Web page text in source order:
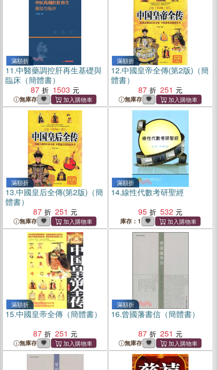
滿額折
11.中醫藥調控肝再生基礎與
臨床（簡體書）
87
1503
無庫存
滿額折
12.中國皇帝全傳(第2版)（簡
體書）
87
251
無庫存
滿額折
13.中國皇后全傳(第2版)（簡
體書）
87
251
無庫存
滿額折
14.線性代數考研聖經
95
532
庫存：1
滿額折
15.中國皇帝全傳（簡體書）
87
251
無庫存
滿額折
16.曾國藩書信（簡體書）
87
251
無庫存